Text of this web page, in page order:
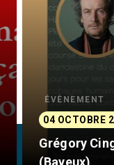
ÉVÈNEMENT
04 OCTOBRE
Grégory
(Bayeux)